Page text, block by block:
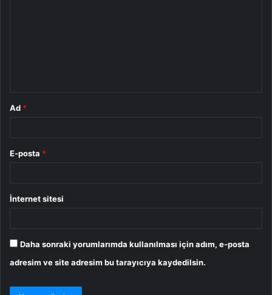
Ad *
E-posta *
İnternet sitesi
Daha sonraki yorumlarımda kullanılması için adım, e-posta
adresim ve site adresim bu tarayıcıya kaydedilsin.